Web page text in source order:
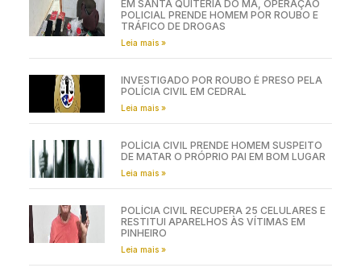
EM SANTA QUITÉRIA DO MA, OPERAÇÃO
POLICIAL PRENDE HOMEM POR ROUBO E
TRÁFICO DE DROGAS
Leia mais »
INVESTIGADO POR ROUBO É PRESO PELA
POLÍCIA CIVIL EM CEDRAL
Leia mais »
POLÍCIA CIVIL PRENDE HOMEM SUSPEITO
DE MATAR O PRÓPRIO PAI EM BOM LUGAR
Leia mais »
POLÍCIA CIVIL RECUPERA 25 CELULARES E
RESTITUI APARELHOS ÀS VÍTIMAS EM
PINHEIRO
Leia mais »